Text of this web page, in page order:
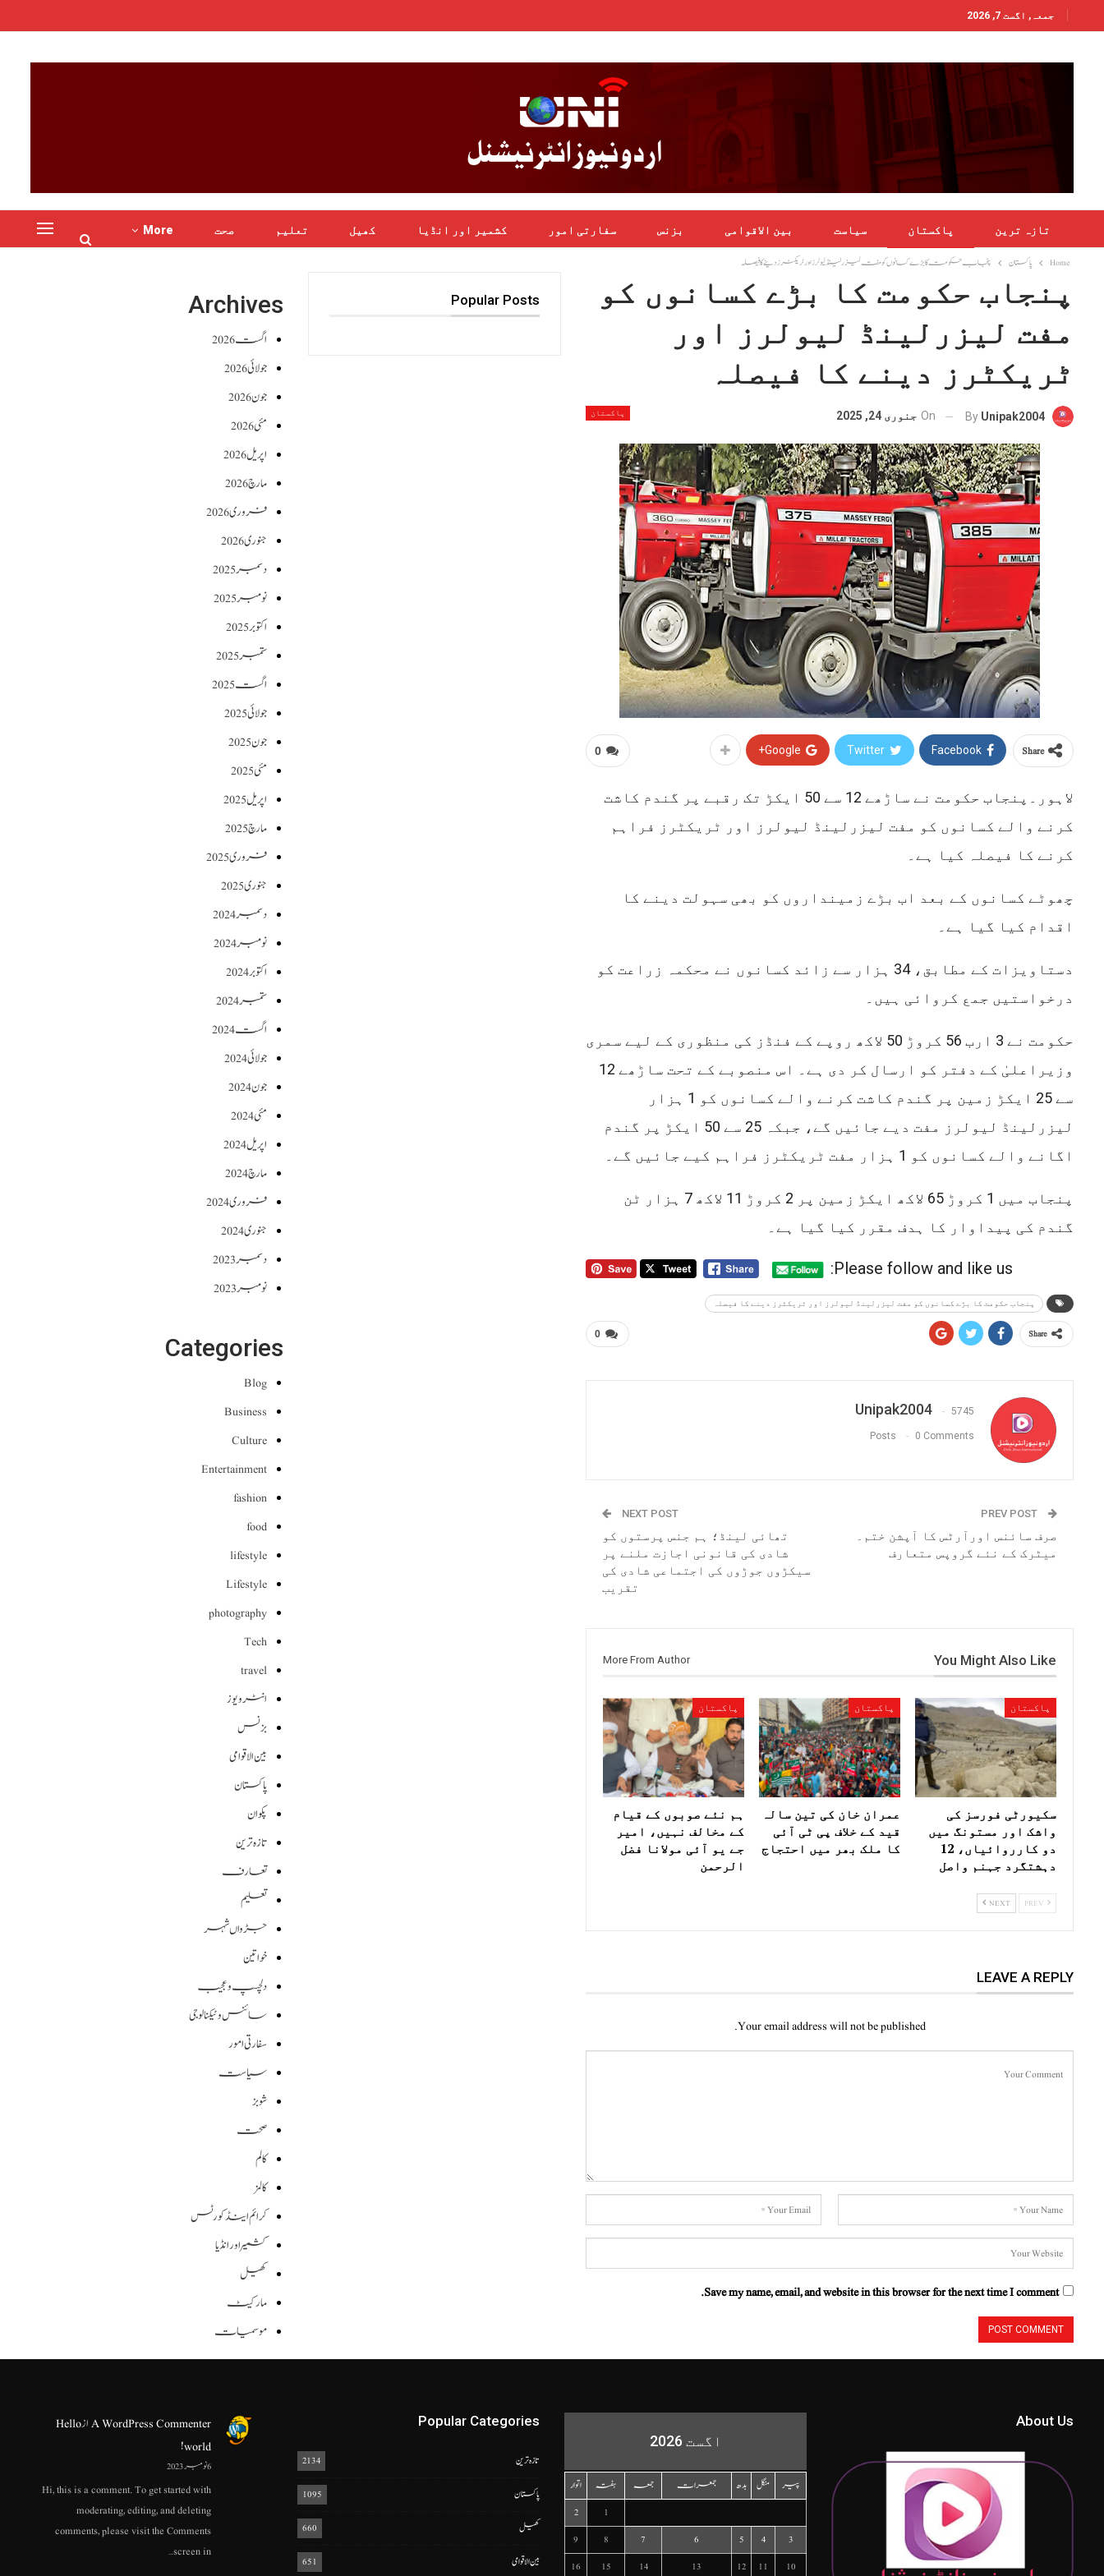
جمعہ, اگست 7, 2026
تازہ ترین پاکستان سیاست بین الاقوامی بزنس سفارتی امور کشمیر اور انڈیا کھیل تعلیم صحت More
Home پاکستان پنجاب حکومت کا بڑے کسانوں کو مفت لیزرلینڈ لیولرز اور ٹریکٹرز دینے کا فیصلہ
پنجاب حکومت کا بڑے کسانوں کو
مفت لیزرلینڈ لیولرز اور
ٹریکٹرز دینے کا فیصلہ
پاکستان By Unipak2004
On جنوری 24, 2025
0 Share
Facebook
Twitter
Google+
لاہور۔پنجاب حکومت نے ساڑھے 12 سے 50 ایکڑ تک رقبے پر گندم کاشت
کرنے والے کسانوں کو مفت لیزرلینڈ لیولرز اور ٹریکٹرز فراہم
کرنے کا فیصلہ کیا ہے۔
چھوٹے کسانوں کے بعد اب بڑے زمینداروں کو بھی سہولت دینے کا
اقدام کیا گیا ہے۔
دستاویزات کے مطابق، 34 ہزار سے زائد کسانوں نے محکمہ زراعت کو
درخواستیں جمع کروائی ہیں۔
حکومت نے 3 ارب 56 کروڑ 50 لاکھ روپے کے فنڈز کی منظوری کے لیے سمری
وزیراعلیٰ کے دفتر کو ارسال کر دی ہے۔ اس منصوبے کے تحت ساڑھے 12
سے 25 ایکڑ زمین پر گندم کاشت کرنے والے کسانوں کو 1 ہزار
لیزرلینڈ لیولرز مفت دیے جائیں گے، جبکہ 25 سے 50 ایکڑ پر گندم
اگانے والے کسانوں کو 1 ہزار مفت ٹریکٹرز فراہم کیے جائیں گے۔
پنجاب میں 1 کروڑ 65 لاکھ ایکڑ زمین پر 2 کروڑ 11 لاکھ 7 ہزار ٹن
گندم کی پیداوار کا ہدف مقرر کیا گیا ہے۔
Please follow and like us:
پنجاب حکومت کا بڑے کسانوں کو مفت لیزرلینڈ لیولرز اور ٹریکٹرز دینے کا فیصلہ
0 Share
Unipak2004 5745
Posts 0 Comments
صرف سائنس اورآرٹس کا آپشن ختم۔
میٹرک کے نئے گروپس متعارف
NEXT POST
تھائی لینڈ؛ ہم جنس پرستوں کو
شادی کی قانونی اجازت ملنے پر
سیکڑوں جوڑوں کی اجتماعی شادی کی
تقریب
You Might Also Like
More From Author
پاکستان
سکیورٹی فورسز کی
واشک اور مستونگ میں
دو کارروائیاں، 12
دہشتگرد جہنم واصل
پاکستان
عمران خان کی تین سالہ
قید کے خلاف پی ٹی آئی
کا ملک بھر میں احتجاج
پاکستان
ہم نئے صوبوں کے قیام
کے مخالف نہیں، امیر
جے یو آئی مولانا فضل
الرحمن
NEXT
LEAVE A REPLY
Your email address will not be published.
Save my name, email, and website in this browser for the next time I comment.
Popular Posts
Archives
اگست 2026
جولائی 2026
جون 2026
مئی 2026
اپریل 2026
مارچ 2026
فروری 2026
جنوری 2026
دسمبر 2025
نومبر 2025
اکتوبر 2025
ستمبر 2025
اگست 2025
جولائی 2025
جون 2025
مئی 2025
اپریل 2025
مارچ 2025
فروری 2025
جنوری 2025
دسمبر 2024
نومبر 2024
اکتوبر 2024
ستمبر 2024
اگست 2024
جولائی 2024
جون 2024
مئی 2024
اپریل 2024
مارچ 2024
فروری 2024
جنوری 2024
دسمبر 2023
نومبر 2023
Categories
Blog
Business
Culture
Entertainment
fashion
food
lifestyle
Lifestyle
photography
Tech
travel
انٹرویوز
بزنس
بین الاقوامی
پاکستان
پکوان
تازہ ترین
تعارف
تعلیم
جڑواں شہر
خواتین
دلچسپ و عجیب
سائنس وٹیکنالوجی
سفارتی امور
سیاست
شوبز
صحت
کالم
کالمز
کرائم اینڈ کورٹس
کشمیر اور انڈیا
کھیل
مارکیٹ
موسمیات
About Us
اگست 2026
پیر منگل بدھ جمعرات جمعہ ہفتہ
اتوار
1
2
3
4
5
6
7
8
9
10
11
12
13
14
15
16
Popular Categories
تازہ ترین 2134
پاکستان 1095
کھیل 660
بین الاقوامی 651
A WordPress CommenterازHello
world!
6 نومبر 2023
Hi, this is a comment. To get started with
moderating, editing, and deleting
comments, please visit the Comments
screen in…